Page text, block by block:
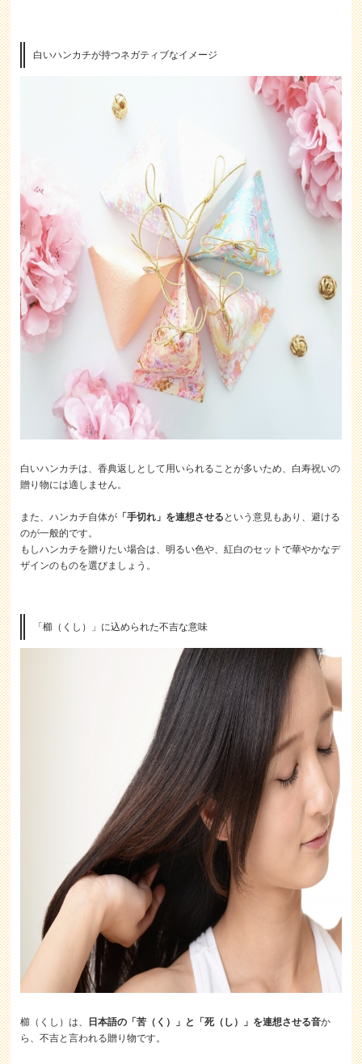
白いハンカチが持つネガティブなイメージ
白いハンカチは、香典返しとして用いられることが多いため、白寿祝いの
贈り物には適しません。
また、ハンカチ自体が 「手切れ」を連想させる という意見もあり、避ける
のが一般的です。
もしハンカチを贈りたい場合は、明るい色や、紅白のセットで華やかなデ
ザインのものを選びましょう。
「櫛（くし）」に込められた不吉な意味
櫛（くし）は、 日本語の「苦（く）」と「死（し）」を連想させる音か
ら、不吉と言われる贈り物です。